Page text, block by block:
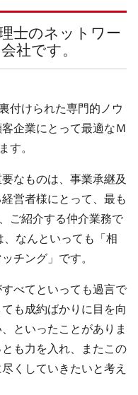
士のネットワー
社です。
付けられた専門的ノウ
企業にとって最適なＭ
す。
なものは、事業承継及
営者様にとって、最も
ご紹介する仲介業務で
なんといっても「相
チング」です。
べてといっても過言で
も成約ばかりに目を向
といったことがありま
も力を入れ、またこの
くしていきたいと考え